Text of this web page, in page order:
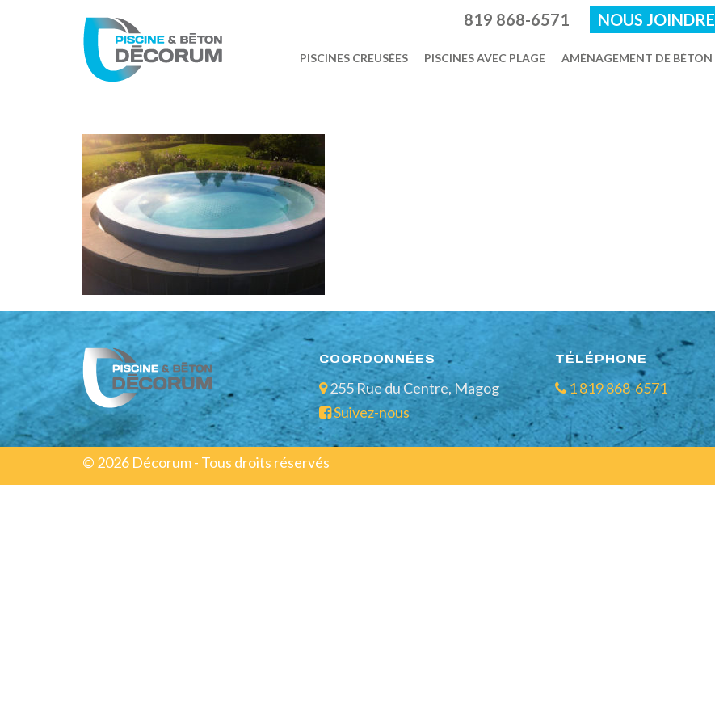
PISCINES CREUSÉES PISCINES AVEC PLAGE AMÉNAGEMENT DE BÉTON
NOUS JOINDRE
819 868-6571
COORDONNÉES
255 Rue du Centre, Magog
Suivez-nous
TÉLÉPHONE
1 819 868-6571
© 2026 Décorum - Tous droits réservés